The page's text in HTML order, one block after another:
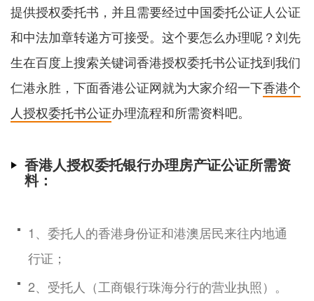
提供授权委托书，并且需要经过中国委托公证人公证
和中法加章转递方可接受。这个要怎么办理呢？刘先
生在百度上搜索关键词香港授权委托书公证找到我们
仁港永胜，下面香港公证网就为大家介绍一下香港个
人授权委托书公证办理流程和所需资料吧。
香港人授权委托银行办理房产证公证所需资
料：
1、委托人的香港身份证和港澳居民来往内地通
行证；
2、受托人（工商银行珠海分行的营业执照）。